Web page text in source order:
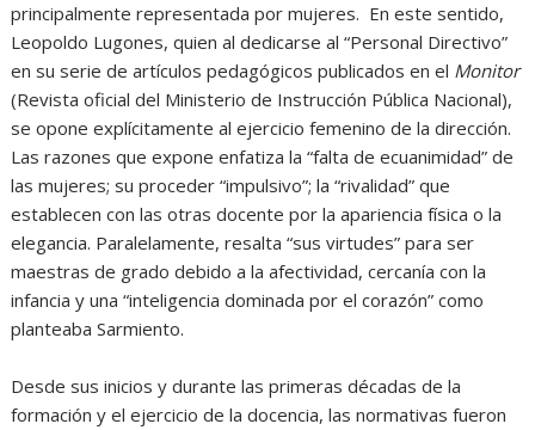
principalmente representada por mujeres. En este sentido,
Leopoldo Lugones, quien al dedicarse al “Personal Directivo”
en su serie de artículos pedagógicos publicados en el Monitor
(Revista oficial del Ministerio de Instrucción Pública Nacional),
se opone explícitamente al ejercicio femenino de la dirección.
Las razones que expone enfatiza la “falta de ecuanimidad” de
las mujeres; su proceder “impulsivo”; la “rivalidad” que
establecen con las otras docente por la apariencia física o la
elegancia. Paralelamente, resalta “sus virtudes” para ser
maestras de grado debido a la afectividad, cercanía con la
infancia y una “inteligencia dominada por el corazón” como
planteaba Sarmiento.
Desde sus inicios y durante las primeras décadas de la
formación y el ejercicio de la docencia, las normativas fueron